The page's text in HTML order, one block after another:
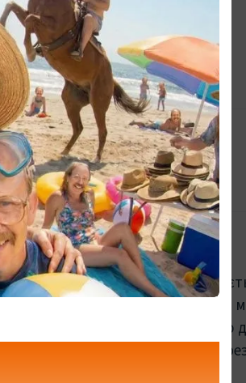
UAH
Сіаліс
Сіаліс, який
дисфункції у чоловіків. Продукт
і відомий своєю тривалою
Він починає працювати